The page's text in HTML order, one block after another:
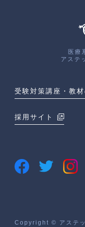
医療
アステ
受験対策講座・教
採用サイト
Copyright © アステ